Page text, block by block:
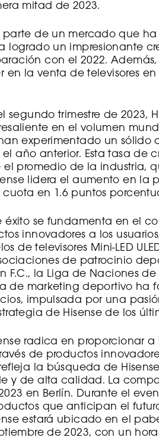
mitad de 2023.
parte de un mercado que
logrado un impresionante
con el 2022.
en la venta de televisores
segundo trimestre de 2023,
en el volumen
han experimentado un sólido
año anterior. Esta tasa de
promedio de la industria,
lidera el aumento en
en 1.6 puntos
éxito se fundamenta en el
innovadores a los
de televisores Mini-LED
de patrocinio
F.C., la Liga de Naciones
de marketing deportivo
impulsada por una
de Hisense de los
radica en proporcionar
de productos
la búsqueda de
y de alta calidad. La
en Berlín. Durante el
que anticipan el
estará ubicado en el
de 2023, con un